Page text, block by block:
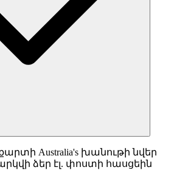
քարտի Australia's խանութի նվեր
ձեր էլ. փոստի հասցեին